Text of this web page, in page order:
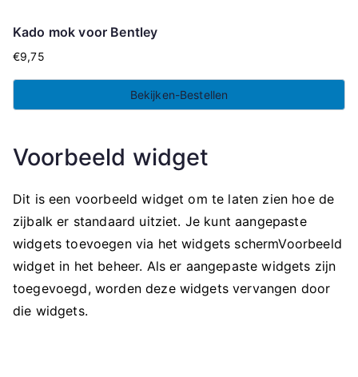
Kado mok voor Bentley
€9,75
Bekijken-Bestellen
Voorbeeld widget
Dit is een voorbeeld widget om te laten zien hoe de
zijbalk er standaard uitziet. Je kunt aangepaste
widgets toevoegen via het widgets schermVoorbeeld
widget in het beheer. Als er aangepaste widgets zijn
toegevoegd, worden deze widgets vervangen door
die widgets.